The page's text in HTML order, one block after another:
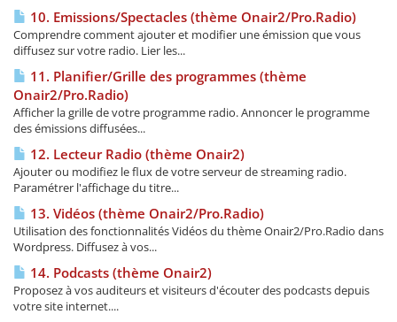
10. Emissions/Spectacles (thème Onair2/Pro.Radio)
Comprendre comment ajouter et modifier une émission que vous
diffusez sur votre radio. Lier les...
11. Planifier/Grille des programmes (thème
Onair2/Pro.Radio)
Afficher la grille de votre programme radio. Annoncer le programme
des émissions diffusées...
12. Lecteur Radio (thème Onair2)
Ajouter ou modifiez le flux de votre serveur de streaming radio.
Paramétrer l'affichage du titre...
13. Vidéos (thème Onair2/Pro.Radio)
Utilisation des fonctionnalités Vidéos du thème Onair2/Pro.Radio dans
Wordpress. Diffusez à vos...
14. Podcasts (thème Onair2)
Proposez à vos auditeurs et visiteurs d'écouter des podcasts depuis
votre site internet....